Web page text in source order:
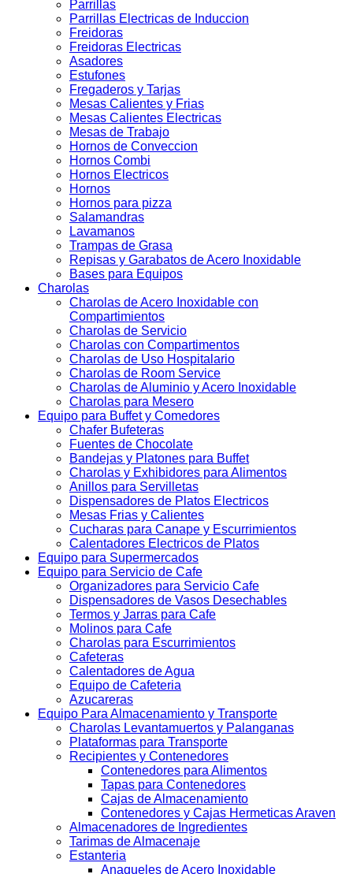
Parrillas
Parrillas Electricas de Induccion
Freidoras
Freidoras Electricas
Asadores
Estufones
Fregaderos y Tarjas
Mesas Calientes y Frias
Mesas Calientes Electricas
Mesas de Trabajo
Hornos de Conveccion
Hornos Combi
Hornos Electricos
Hornos
Hornos para pizza
Salamandras
Lavamanos
Trampas de Grasa
Repisas y Garabatos de Acero Inoxidable
Bases para Equipos
Charolas
Charolas de Acero Inoxidable con
Compartimientos
Charolas de Servicio
Charolas con Compartimentos
Charolas de Uso Hospitalario
Charolas de Room Service
Charolas de Aluminio y Acero Inoxidable
Charolas para Mesero
Equipo para Buffet y Comedores
Chafer Bufeteras
Fuentes de Chocolate
Bandejas y Platones para Buffet
Charolas y Exhibidores para Alimentos
Anillos para Servilletas
Dispensadores de Platos Electricos
Mesas Frias y Calientes
Cucharas para Canape y Escurrimientos
Calentadores Electricos de Platos
Equipo para Supermercados
Equipo para Servicio de Cafe
Organizadores para Servicio Cafe
Dispensadores de Vasos Desechables
Termos y Jarras para Cafe
Molinos para Cafe
Charolas para Escurrimientos
Cafeteras
Calentadores de Agua
Equipo de Cafeteria
Azucareras
Equipo Para Almacenamiento y Transporte
Charolas Levantamuertos y Palanganas
Plataformas para Transporte
Recipientes y Contenedores
Contenedores para Alimentos
Tapas para Contenedores
Cajas de Almacenamiento
Contenedores y Cajas Hermeticas Araven
Almacenadores de Ingredientes
Tarimas de Almacenaje
Estanteria
Anaqueles de Acero Inoxidable